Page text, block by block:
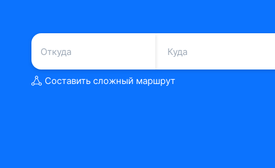
Составить сложный маршрут